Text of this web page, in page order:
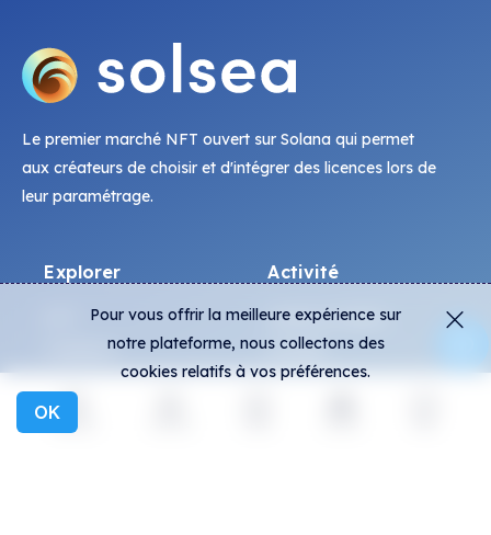
Explorer
Le premier marché NFT ouvert sur Solana qui permet
aux créateurs de choisir et d'intégrer des licences lors de
leur paramétrage.
Explorer
Créateurs
Collections
Expositions
Activité
Ventes en direct
Activité
Paniers
Pour vous offrir la meilleure expérience sur
notre plateforme, nous collectons des
cookies relatifs à vos préférences.
OK